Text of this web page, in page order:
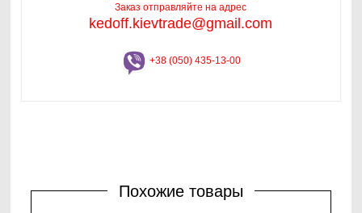
Заказ отправляйте на адрес
kedoff.kievtrade@gmail.com
+38 (050) 435-13-00
Похожие товары